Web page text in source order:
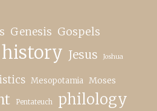
Genesis Gospels
history Jesus Joshua
Mesopotamia Moses
Pentateuch philology